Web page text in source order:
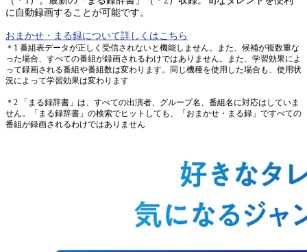
に自動録画することが可能です。
おまかせ・まる録について詳しくはこちら
＊1 番組表データが正しく受信されないと機能しません。また、候補が複数重な
った場合、すべての番組が録画されるわけではありません。また、学習効果によ
って録画される番組や番組数は変わります。同じ機種を使用した場合も、使用状
況によって学習効果は変わります
＊2 「まる録辞書」は、すべての出演者、グループ名、番組名に対応はしていま
せん。「まる録辞書」の検索でヒットしても、「おまかせ・まる録」ですべての
番組が録画されるわけではありません